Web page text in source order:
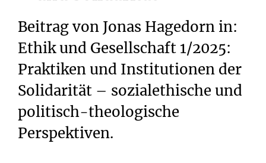
Beitrag von Jonas Hagedorn in:
Ethik und Gesellschaft 1/2025:
Praktiken und Institutionen der
Solidarität – sozialethische und
politisch-theologische
Perspektiven.